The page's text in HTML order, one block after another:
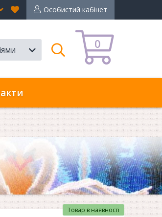
Особистий кабінет
Вибране
0
Пошук
Товар в наявності